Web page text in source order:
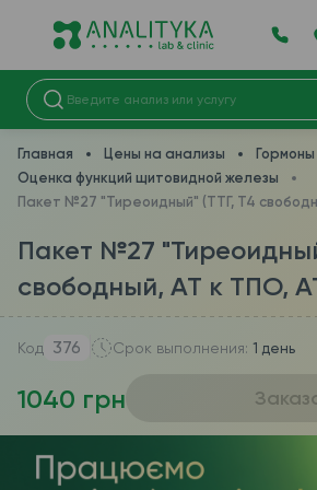
Главная Цены на анализы
Гормоны
Оценка функций щитовидной железы
Пакет №27 "Тиреоидный" (ТТГ, Т4
Пакет №27
свободный, АТ к ТПО,
Код 376 Срок выполнения: 1 день
1040 грн